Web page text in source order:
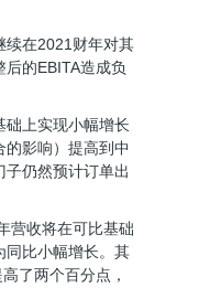
续在2021财年对其
的EBITA造成负
础上实现小幅增长
的影响）提高到中
仍然预计订单出
营收将在可比基础
同比小幅增长。其
了两个百分点，